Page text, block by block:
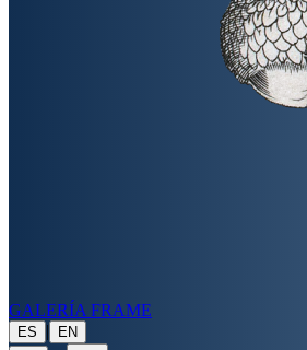
GALERÍA FRAME
ES | EN